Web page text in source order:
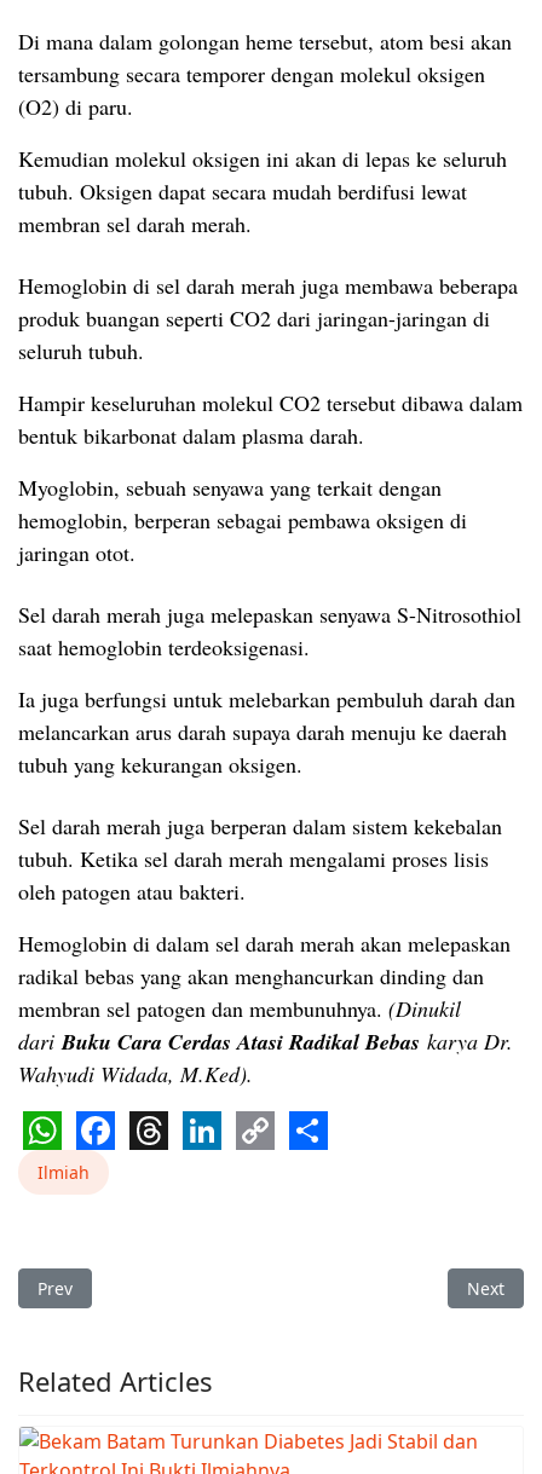
Di mana dalam golongan heme tersebut, atom besi akan
tersambung secara temporer dengan molekul oksigen
(O2) di paru.
Kemudian molekul oksigen ini akan di lepas ke seluruh
tubuh. Oksigen dapat secara mudah berdifusi lewat
membran sel darah merah.
Hemoglobin di sel darah merah juga membawa beberapa
produk buangan seperti CO2 dari jaringan-jaringan di
seluruh tubuh.
Hampir keseluruhan molekul CO2 tersebut dibawa dalam
bentuk bikarbonat dalam plasma darah.
Myoglobin, sebuah senyawa yang terkait dengan
hemoglobin, berperan sebagai pembawa oksigen di
jaringan otot.
Sel darah merah juga melepaskan senyawa S-Nitrosothiol
saat hemoglobin terdeoksigenasi.
Ia juga berfungsi untuk melebarkan pembuluh darah dan
melancarkan arus darah supaya darah menuju ke daerah
tubuh yang kekurangan oksigen.
Sel darah merah juga berperan dalam sistem kekebalan
tubuh. Ketika sel darah merah mengalami proses lisis
oleh patogen atau bakteri.
Hemoglobin di dalam sel darah merah akan melepaskan
radikal bebas yang akan menghancurkan dinding dan
membran sel patogen dan membunuhnya. (Dinukil
dari Buku Cara Cerdas Atasi Radikal Bebas karya Dr.
Wahyudi Widada, M.Ked).
WhatsApp
Facebook
Ilmiah
Previous article: Bekam Sembuhkan Hipertensi
Prev Next
Next
Related Articles